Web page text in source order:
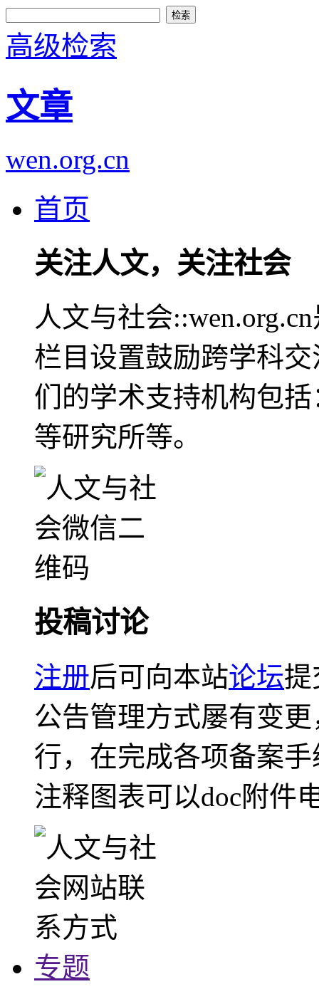
高级检索
文章
wen.org.cn
首页
关注人文，关注社会
人文与社会
栏目设置鼓励跨学科
们的学术支持机构包
等研究所等。
投稿讨论
注册后可向本站论坛提
公告管理方式屡有变
行，在完成各项备案
注释图表可以doc附件
专题